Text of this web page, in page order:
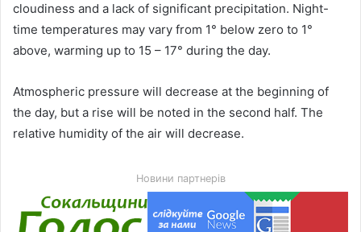
cloudiness and a lack of significant precipitation. Night-
time temperatures may vary from 1° below zero to 1°
above, warming up to 15 – 17° during the day.
Atmospheric pressure will decrease at the beginning of
the day, but a rise will be noted in the second half. The
relative humidity of the air will decrease.
Новини партнерів